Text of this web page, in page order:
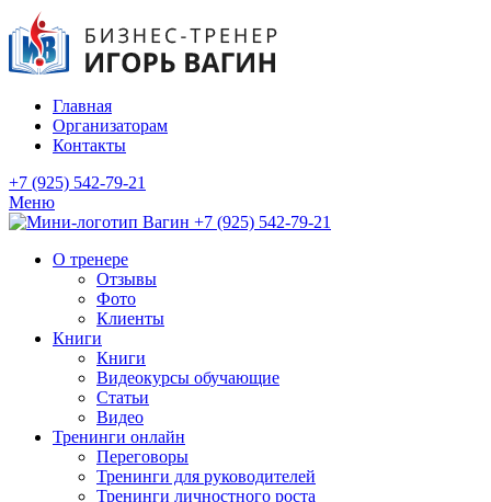
Главная
Организаторам
Контакты
+7 (925) 542-79-21
Меню
+7 (925) 542-79-21
О тренере
Отзывы
Фото
Клиенты
Книги
Книги
Видеокурсы обучающие
Статьи
Видео
Тренинги онлайн
Переговоры
Тренинги для руководителей
Тренинги личностного роста